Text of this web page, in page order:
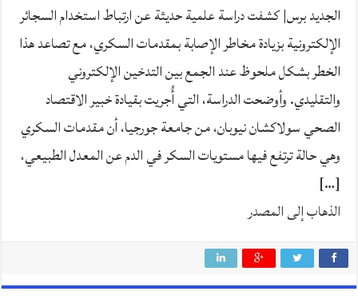
الجديد برس| كشفت دراسة علمية حديثة عن ارتباط استخدام السجائر
الإلكترونية بزيادة مخاطر الإصابة بمقدمات السكري، مع تصاعد هذا
الخطر بشكل ملحوظ عند الجمع بين التدخين الإلكتروني
والتقليدي. وأوضحت الدراسة، التي أُجريت بقيادة خبير الاقتصاد
الصحي سولاكشان نيوبان، من جامعة جورجيا، أن مقدمات السكري
وهي حالة ترتفع فيها مستويات السكر في الدم عن المعدل الطبيعي،
[…]
الذهاب إلى المصدر